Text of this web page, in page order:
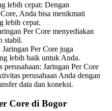
lebih cepat: Dengan
Anda bisa menikmati
lebih cepat.
Per Core menyediakan
stabil.
Per Core juga
lebih baik untuk Anda.
Jaringan Per Core
perusahaan Anda dengan
data dan koneksi.
Core di Bogor